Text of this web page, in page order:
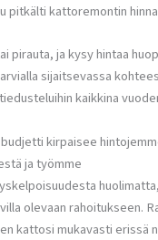
pitkälti kattoremontin
pirauta, ja kysy hintaa
sijaitsevassa
kaikkina
kirpaisee
ja työmme
olevaan rahoitukseen.
kattosi mukavasti erissä